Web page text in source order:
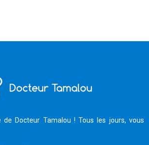
de Docteur Tamalou ! Tous les jours, vous